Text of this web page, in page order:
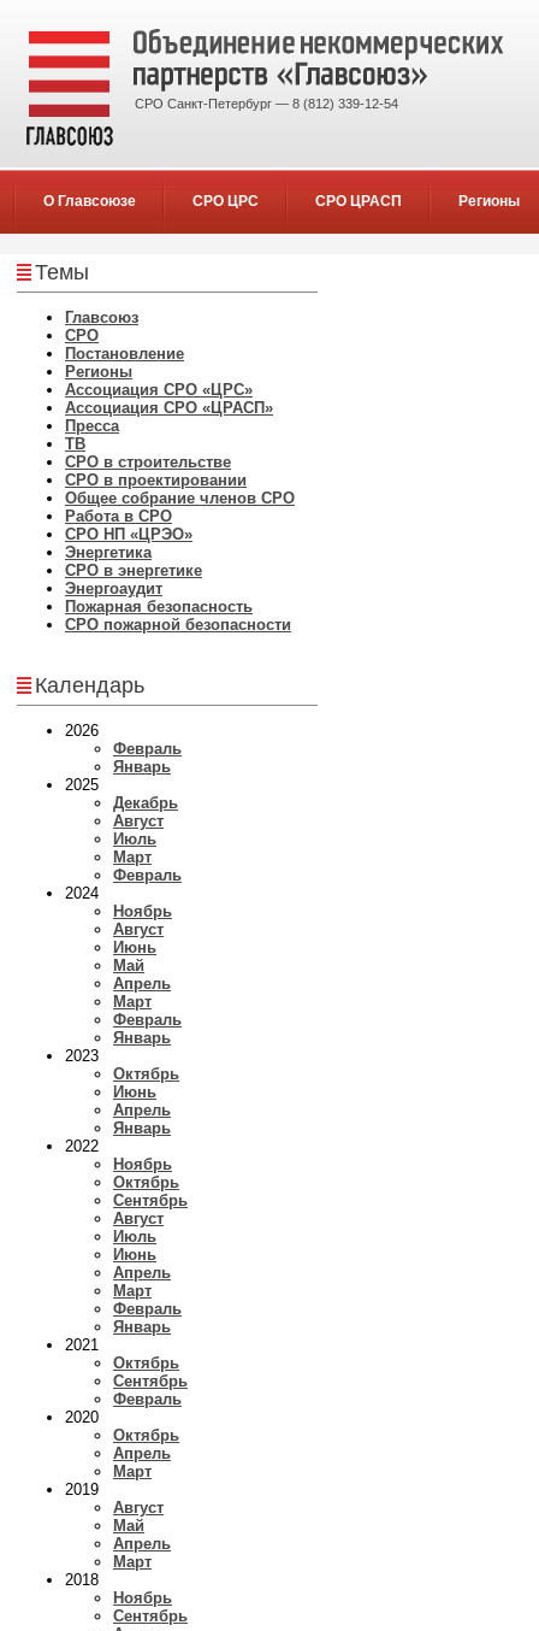
СРО Санкт-Петербург — 8 (812) 339-12-54
О Главсоюзе СРО ЦРС СРО ЦРАСП Регионы
Темы
Главсоюз
СРО
Постановление
Регионы
Ассоциация СРО «ЦРС»
Ассоциация СРО «ЦРАСП»
Пресса
ТВ
СРО в строительстве
СРО в проектировании
Общее собрание членов СРО
Работа в СРО
СРО НП «ЦРЭО»
Энергетика
СРО в энергетике
Энергоаудит
Пожарная безопасность
СРО пожарной безопасности
Календарь
2026
Февраль
Январь
2025
Декабрь
Август
Июль
Март
Февраль
2024
Ноябрь
Август
Июнь
Май
Апрель
Март
Февраль
Январь
2023
Октябрь
Июнь
Апрель
Январь
2022
Ноябрь
Октябрь
Сентябрь
Август
Июль
Июнь
Апрель
Март
Февраль
Январь
2021
Октябрь
Сентябрь
Февраль
2020
Октябрь
Апрель
Март
2019
Август
Май
Апрель
Март
2018
Ноябрь
Сентябрь